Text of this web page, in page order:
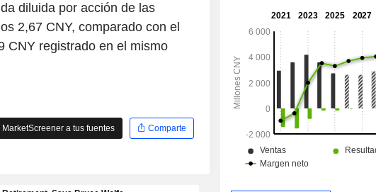
diluida por acción de las
2,67 CNY, comparado con el
CNY registrado en el mismo
a tus fuentes Comparte
desarrolla su actividad
mercado nacional.